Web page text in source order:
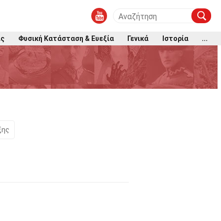
Φυσική Κατάσταση & Ευεξία Γενικά Ιστορία ...